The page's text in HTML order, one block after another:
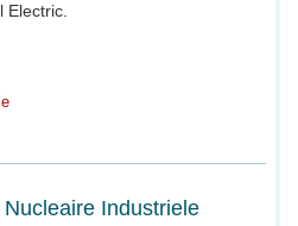
Industriele